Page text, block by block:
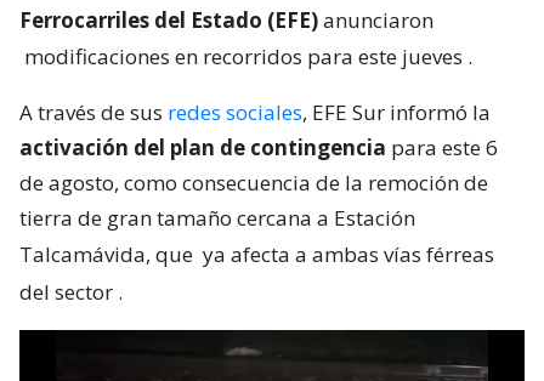
Ferrocarriles del Estado (EFE)anunciaron
modificaciones en recorridos para este jueves .
A través de sus redes sociales, EFE Sur informó la
activación del plan de contingencia para este 6
de agosto, como consecuencia de la remoción de
tierra de gran tamaño cercana a Estación
Talcamávida, que ya afecta a ambas vías férreas
del sector .